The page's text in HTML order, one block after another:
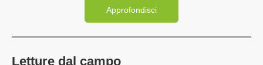
Approfondisci
Letture dal campo